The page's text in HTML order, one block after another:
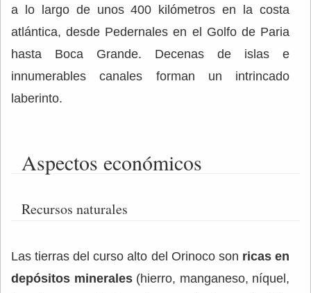
a lo largo de unos 400 kilómetros en la costa
atlántica, desde Pedernales en el Golfo de Paria
hasta Boca Grande. Decenas de islas e
innumerables canales forman un intrincado
laberinto.
Aspectos económicos
Recursos naturales
Las tierras del curso alto del Orinoco son ricas en
depósitos minerales(hierro, manganeso, níquel,